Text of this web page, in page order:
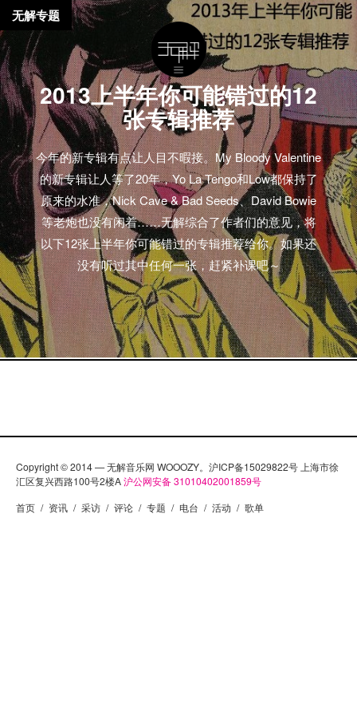
2013上半年你可能错过的12
张专辑推荐
今年的新专辑有点让人目不暇接。My Bloody Valentine
的新专辑让人等了20年，Yo La Tengo和Low都保持了
原来的水准，Nick Cave & Bad Seeds、David Bowie
等老炮也没有闲着……无解综合了作者们的意见，将
以下12张上半年你可能错过的专辑推荐给你。如果还
没有听过其中任何一张，赶紧补课吧～
无解专题
Copyright © 2014 — 无解音乐网 WOOOZY。沪ICP备15029822号 上海市徐
汇区复兴西路100号2楼A沪公网安备 31010402001859号
首页 / 资讯 / 采访 / 评论 / 专题 / 电台 / 活动 / 歌单